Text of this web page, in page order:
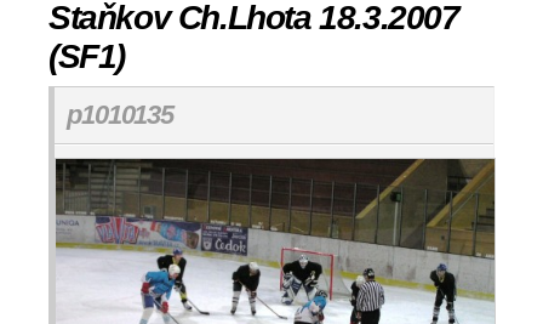
Staňkov Ch.Lhota 18.3.2007
(SF1)
p1010135